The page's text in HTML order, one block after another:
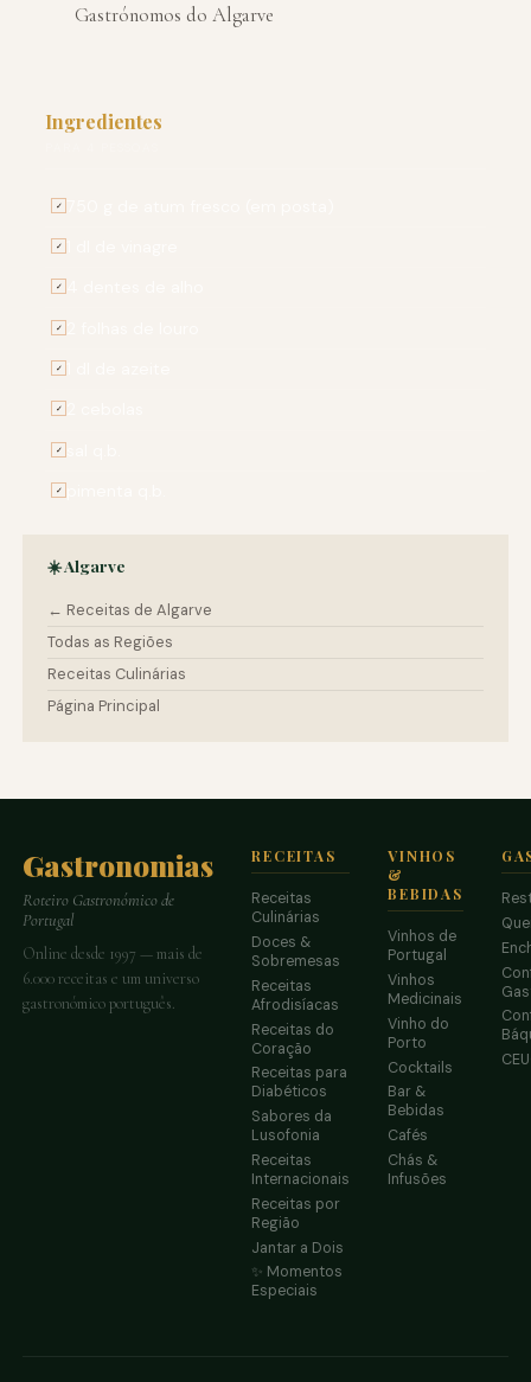
Gastrónomos do Algarve
Ingredientes
✓
✓
✓
✓
✓
✓
✓
✓
☀️ Algarve
← Receitas de Algarve
Todas as Regiões
Receitas Culinárias
Página Principal
Gastronomias
Roteiro Gastronómico de
Portugal
Online desde 1997 — mais de
6.000 receitas e um universo
gastronómico português.
RECEITAS
Receitas
Culinárias
Doces &
Sobremesas
Receitas
Afrodisíacas
Receitas do
Coração
Receitas para
Diabéticos
Sabores da
Lusofonia
Receitas
Internacionais
Receitas por
Região
Jantar a Dois
✨ Momentos
Especiais
VINHOS
&
BEBIDAS
Vinhos de
Portugal
Vinhos
Medicinais
Vinho do
Porto
Cocktails
Bar &
Bebidas
Cafés
Chás &
Infusões